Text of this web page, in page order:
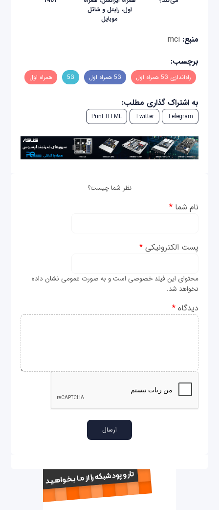
اول، رایتل و شاتل
موبایل
منبع:mci
برچسب:
راه‌اندازی 5G همراه اول 5G همراه اول 5G همراه اول
به اشتراک گذاری مطلب:
Telegram
Twitter
Print HTML
نظر شما چیست؟
نام شما*
پست الکترونیکی*
محتوای این فیلد خصوصی است و به صورت عمومی نشان داده
نخواهد شد.
دیدگاه*